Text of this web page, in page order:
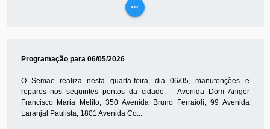
more_horiz
Programação para 06/05/2026
O Semae realiza nesta quarta-feira, dia 06/05, manutenções e
reparos nos seguintes pontos da cidade: Avenida Dom Aniger
Francisco Maria Melilo, 350 Avenida Bruno Ferraioli, 99 Avenida
Laranjal Paulista, 1801 Avenida Co...